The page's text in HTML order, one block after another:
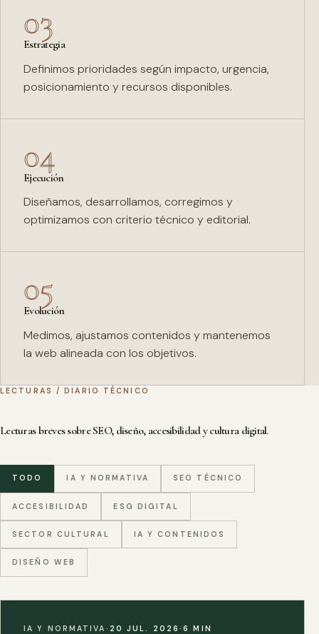
03
Estrategia
Definimos prioridades según impacto, urgencia,
posicionamiento y recursos disponibles.
04
Ejecución
Diseñamos, desarrollamos, corregimos y
optimizamos con criterio técnico y editorial.
05
Evolución
Medimos, ajustamos contenidos y mantenemos
la web alineada con los objetivos.
LECTURAS / DIARIO TÉCNICO
Lecturas breves sobre SEO, diseño, accesibilidad y cultura digital.
TODO IA Y NORMATIVA SEO TÉCNICO
ACCESIBILIDAD ESG DIGITAL
SECTOR CULTURAL IA Y CONTENIDOS
DISEÑO WEB
IA Y NORMATIVA · 20 JUL. 2026·6 MIN